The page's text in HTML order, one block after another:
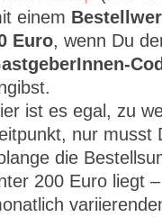
einem
Euro, wenn Du
ist es egal, zu
nur musst
die
200 Euro liegt